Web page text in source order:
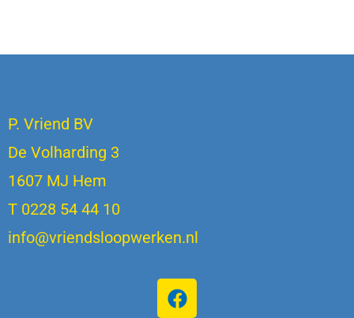
P. Vriend BV
De Volharding 3
1607 MJ Hem
T 0228 54 44 10
info@vriendsloopwerken.nl